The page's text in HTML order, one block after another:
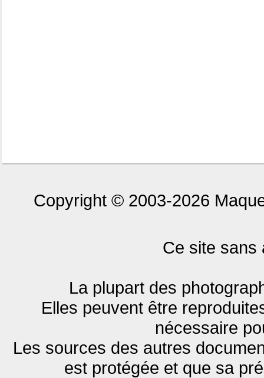
Copyright © 2003-2026
Ce site sans
La plupart des
Elles peuvent être
nécessaire
Les sources des autres
est protégée et que sa